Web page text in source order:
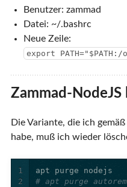
Benutzer: zammad
Datei: ~/.bashrc
Neue Zeile:
export
Zammad-NodeJS
Die Variante, die ich
habe, muß ich wieder
1
2
# apt purge